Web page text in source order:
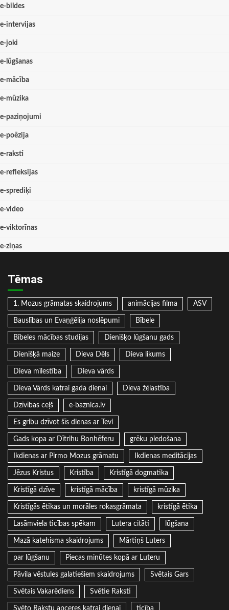
e-bildes
e-intervijas
e-joki
e-lūgšanas
e-mācība
e-mūzika
e-paziņojumi
e-poēzija
e-raksti
e-refleksijas
e-sprediķi
e-video
e-viktorīnas
e-ziņas
Tēmas
1. Mozus grāmatas skaidrojums animācijas filma ASV
Bauslības un Evaņģēlija noslēpumi Bībele
Bībeles mācības studijas Dienišķo lūgšanu gads
Dienišķā maize Dieva Dēls Dieva likums
Dieva mīlestība Dieva vārds
Dieva Vārds katrai gada dienai Dieva žēlastība
Dzīvības ceļš e-baznica.lv
Es gribu dzīvot šīs dienas ar Tevi
Gads kopa ar Dītrihu Bonhēferu grēku piedošana
Ikdienas ar Pirmo Mozus grāmatu Ikdienas meditācijas
Jēzus Kristus Kristība Kristīgā dogmatika
Kristīgā dzīve kristīgā mācība kristīgā mūzika
Kristīgās ētikas un morāles rokasgrāmata kristīgā ētika
Lasāmviela ticības spēkam Lutera citāti lūgšana
Mazā katehisma skaidrojums Mārtiņš Luters
par lūgšanu Piecas minūtes kopā ar Luteru
Pāvila vēstules galatiešiem skaidrojums Svētais Gars
Svētais Vakarēdiens Svētie Raksti